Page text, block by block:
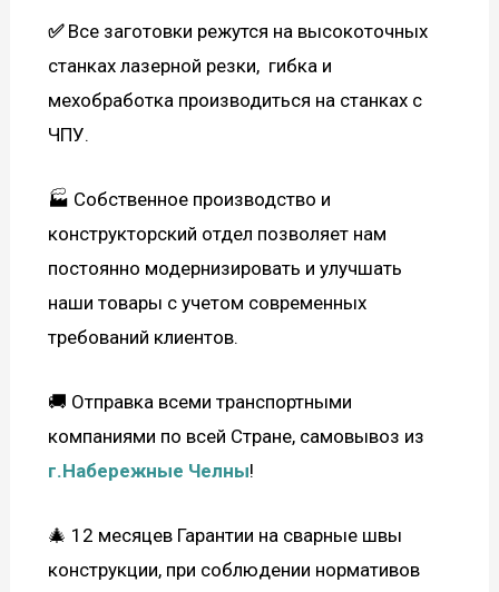
✅Все заготовки режутся на высокоточных
станках лазерной резки, гибка и
мехобработка производиться на станках с
ЧПУ.
🏭 Собственное производство и
конструкторский отдел позволяет нам
постоянно модернизировать и улучшать
наши товары с учетом современных
требований клиентов.
🚚 Отправка всеми транспортными
компаниями по всей Стране, самовывоз из
г.Набережные Челны!
🎄 12 месяцев Гарантии на сварные швы
конструкции, при соблюдении нормативов